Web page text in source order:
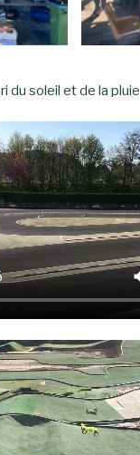
du soleil et de la pluie